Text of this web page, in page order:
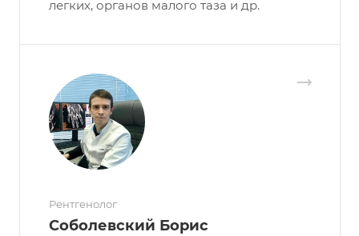
легких, органов малого таза и др.
Рентгенолог
Соболевский Борис